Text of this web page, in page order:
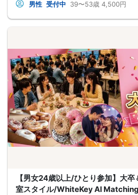
男性 受付中 39〜53歳 4,500円
【男女24歳以上/ひとり参加】大
室スタイル/WhiteKey AI